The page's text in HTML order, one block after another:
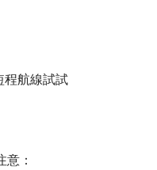
程航線試試
：